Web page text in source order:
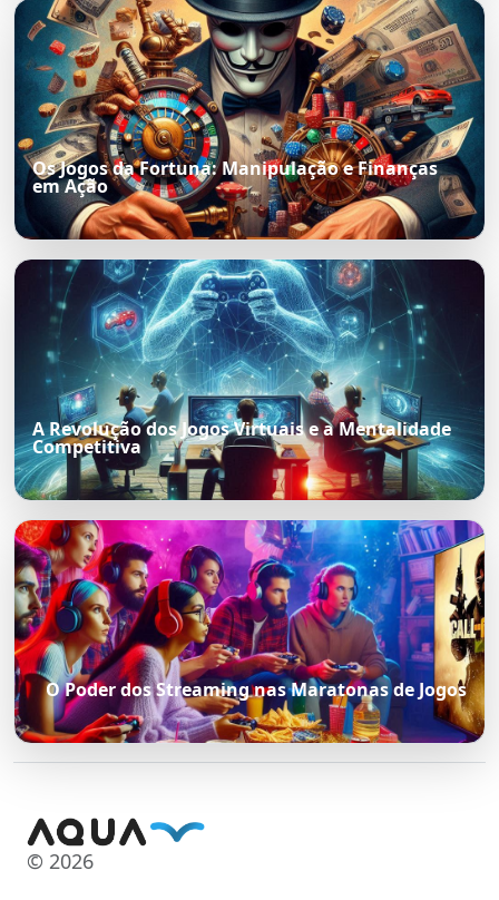
Os Jogos da Fortuna: Manipulação e Finanças
em Ação
A Revolução dos Jogos Virtuais e a Mentalidade
Competitiva
O Poder dos Streaming nas Maratonas de Jogos
© 2026